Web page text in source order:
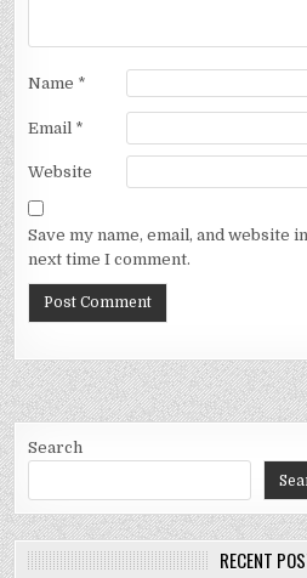
Name *
Email *
Website
Save my name, email, and website
next time I comment.
Search
RECENT